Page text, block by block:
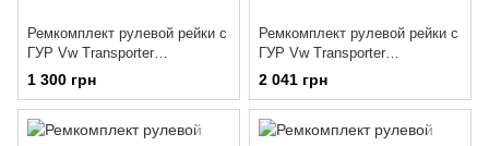
Ремкомплект рулевой рейки с
ГУР Vw Transporter
VW9007KIT
1 300 грн
Ремкомплект рулевой рейки с
ГУР Vw Transporter
VW9006KIT
2 041 грн